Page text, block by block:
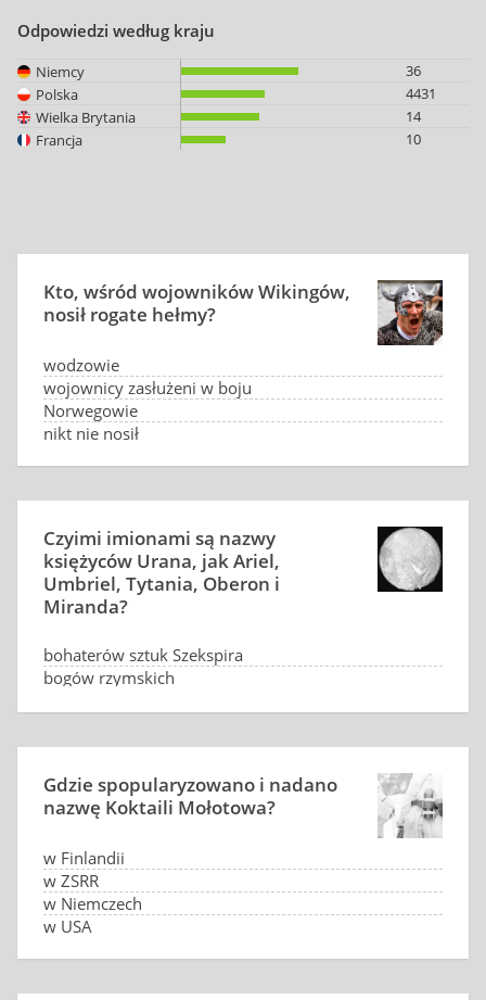
Odpowiedzi według kraju
Niemcy
36
Polska
4431
Wielka Brytania
14
Francja
10
Kto, wśród wojowników Wikingów,
nosił rogate hełmy?
wodzowie
wojownicy zasłużeni w boju
Norwegowie
nikt nie nosił
Czyimi imionami są nazwy
księżyców Urana, jak Ariel,
Umbriel, Tytania, Oberon i
Miranda?
bohaterów sztuk Szekspira
bogów rzymskich
Gdzie spopularyzowano i nadano
nazwę Koktaili Mołotowa?
w Finlandii
w ZSRR
w Niemczech
w USA